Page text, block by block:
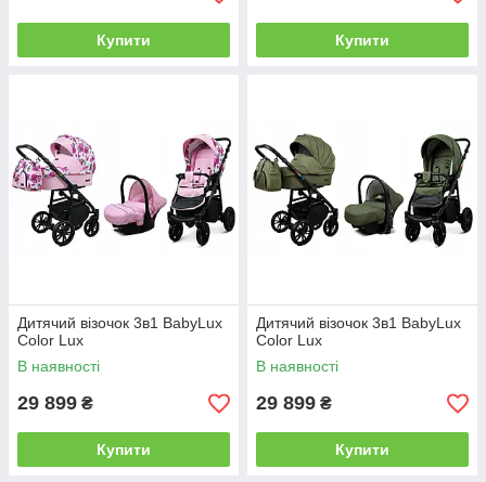
Купити Купити
Дитячий візочок 3в1 BabyLux
Color Lux
В наявності
29 899 ₴
Купити
Дитячий візочок 3в1 BabyLux
Color Lux
В наявності
29 899 ₴
Купити